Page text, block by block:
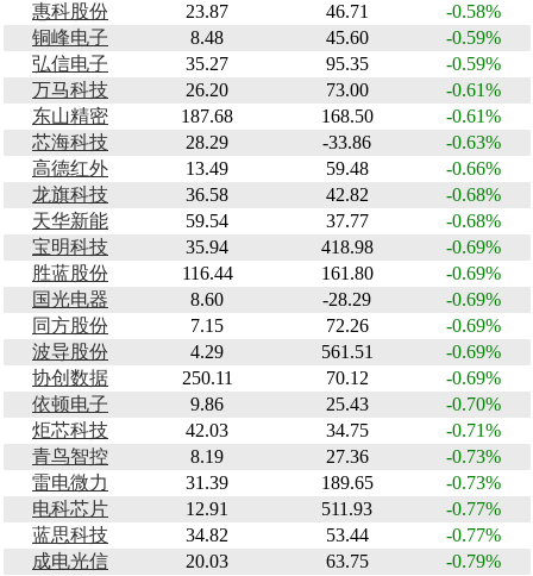
惠科股份
23.87 46.71
-0.58%
铜峰电子
8.48 45.60
-0.59%
弘信电子
35.27 95.35
-0.59%
万马科技
26.20 73.00
-0.61%
东山精密
187.68 168.50
-0.61%
芯海科技
28.29 -33.86
-0.63%
高德红外
13.49 59.48
-0.66%
龙旗科技
36.58 42.82
-0.68%
天华新能
59.54 37.77
-0.68%
宝明科技
35.94 418.98
-0.69%
胜蓝股份
116.44 161.80
-0.69%
国光电器
8.60 -28.29
-0.69%
同方股份
7.15 72.26
-0.69%
波导股份
4.29 561.51
-0.69%
协创数据
250.11 70.12
-0.69%
依顿电子
9.86 25.43
-0.70%
炬芯科技
42.03 34.75
-0.71%
青鸟智控
8.19 27.36
-0.73%
雷电微力
31.39 189.65
-0.73%
电科芯片
12.91 511.93
-0.77%
蓝思科技
34.82 53.44
-0.77%
成电光信
20.03 63.75
-0.79%